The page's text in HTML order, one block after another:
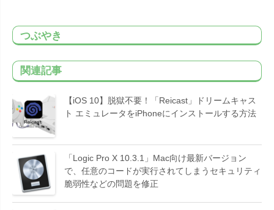
つぶやき
関連記事
【iOS 10】脱獄不要！「Reicast」ドリームキャス
ト エミュレータをiPhoneにインストールする方法
「Logic Pro X 10.3.1」Mac向け最新バージョン
で、任意のコードが実行されてしまうセキュリティ
脆弱性などの問題を修正